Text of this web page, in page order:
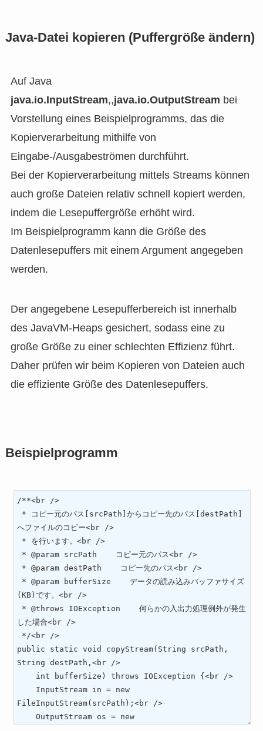
Java-Datei kopieren (Puffergröße ändern)
Auf Java
java.io.InputStream,,java.io.OutputStream bei
Vorstellung eines Beispielprogramms, das die
Kopierverarbeitung mithilfe von
Eingabe-/Ausgabeströmen durchführt.
Bei der Kopierverarbeitung mittels Streams können
auch große Dateien relativ schnell kopiert werden,
indem die Lesepuffergröße erhöht wird.
Im Beispielprogramm kann die Größe des
Datenlesepuffers mit einem Argument angegeben
werden.
Der angegebene Lesepufferbereich ist innerhalb
des JavaVM-Heaps gesichert, sodass eine zu
große Größe zu einer schlechten Effizienz führt.
Daher prüfen wir beim Kopieren von Dateien auch
die effiziente Größe des Datenlesepuffers.
Beispielprogramm